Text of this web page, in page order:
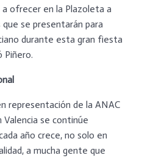
ofrecer en la Plazoleta a
se presentarán para
durante esta gran fiesta
Piñero.
representación de la ANAC
Valencia se continúe
año crece, no solo en
a mucha gente que